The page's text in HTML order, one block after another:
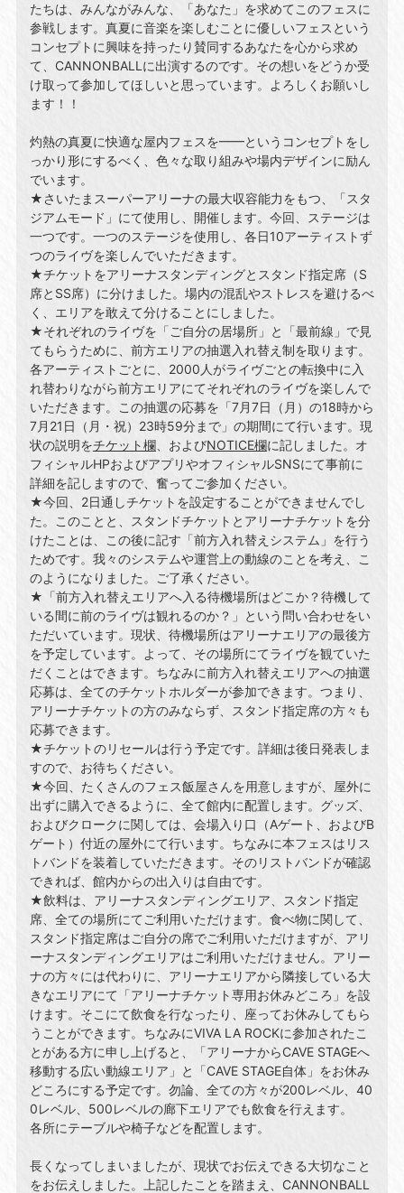
たちは、みんながみんな、「あなた」を求めてこのフェスに
参戦します。真夏に⾳楽を楽しむことに優しいフェスという
コンセプトに興味を持ったり賛同するあなたを⼼から求め
て、CANNONBALLに出演するのです。その想いをどうか受
け取って参加してほしいと思っています。よろしくお願いし
ます！！
灼熱の真夏に快適な屋内フェスを━━というコンセプトをし
っかり形にするべく、⾊々な取り組みや場内デザインに励ん
でいます。
★さいたまスーパーアリーナの最⼤収容能⼒をもつ、「スタ
ジアムモード」にて使⽤し、開催します。今回、ステージは
⼀つです。⼀つのステージを使⽤し、各⽇10アーティストず
つのライヴを楽しんでいただきます。
★チケットをアリーナスタンディングとスタンド指定席（S
席とSS席）に分けました。場内の混乱やストレスを避けるべ
く、エリアを敢えて分けることにしました。
★それぞれのライヴを「ご⾃分の居場所」と「最前線」で⾒
てもらうために、前⽅エリアの抽選⼊れ替え制を取ります。
各アーティストごとに、2000⼈がライヴごとの転換中に⼊
れ替わりながら前⽅エリアにてそれぞれのライヴを楽しんで
いただきます。この抽選の応募を「7⽉7⽇（⽉）の18時から
7⽉21⽇（⽉・祝）23時59分まで」の期間にて⾏います。現
状の説明をチケット欄、およびNOTICE欄に記しました。オ
フィシャルHPおよびアプリやオフィシャルSNSにて事前に
詳細を記しますので、奮ってご参加ください。
★今回、2⽇通しチケットを設定することができませんでし
た。このことと、スタンドチケットとアリーナチケットを分
けたことは、この後に記す「前⽅⼊れ替えシステム」を⾏う
ためです。我々のシステムや運営上の動線のことを考え、こ
のようになりました。ご了承ください。
★「前⽅⼊れ替えエリアへ⼊る待機場所はどこか？待機して
いる間に前のライヴは観れるのか？」という問い合わせをい
ただいています。現状、待機場所はアリーナエリアの最後⽅
を予定しています。よって、その場所にてライヴを観ていた
だくことはできます。ちなみに前⽅⼊れ替えエリアへの抽選
応募は、全てのチケットホルダーが参加できます。つまり、
アリーナチケットの⽅のみならず、スタンド指定席の⽅々も
応募できます。
★チケットのリセールは⾏う予定です。詳細は後⽇発表しま
すので、お待ちください。
★今回、たくさんのフェス飯屋さんを⽤意しますが、屋外に
出ずに購⼊できるように、全て館内に配置します。グッズ、
およびクロークに関しては、会場⼊り⼝（Aゲート、およびB
ゲート）付近の屋外にて⾏います。ちなみに本フェスはリス
トバンドを装着していただきます。そのリストバンドが確認
できれば、館内からの出⼊りは⾃由です。
★飲料は、アリーナスタンディングエリア、スタンド指定
席、全ての場所にてご利⽤いただけます。⾷べ物に関して、
スタンド指定席はご⾃分の席でご利⽤いただけますが、アリ
ーナスタンディングエリアはご利⽤いただけません。アリー
ナの⽅々には代わりに、アリーナエリアから隣接している⼤
きなエリアにて「アリーナチケット専⽤お休みどころ」を設
けます。そこにて飲⾷を⾏なったり、座ってお休みしてもら
うことができます。ちなみにVIVA LA ROCKに参加されたこ
とがある⽅に申し上げると、「アリーナからCAVE STAGEへ
移動する広い動線エリア」と「CAVE STAGE⾃体」をお休み
どころにする予定です。勿論、全ての⽅々が200レベル、40
0レベル、500レベルの廊下エリアでも飲⾷を⾏えます。
各所にテーブルや椅⼦などを配置します。
⻑くなってしまいましたが、現状でお伝えできる⼤切なこと
をお伝えしました。上記したことを踏まえ、CANNONBALL